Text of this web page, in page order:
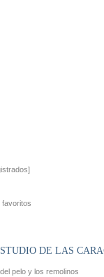
favoritos
DE LAS
pelo y los remolinos